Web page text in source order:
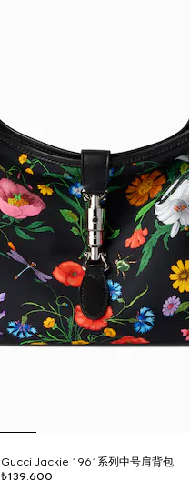
Gucci Jackie 1961系列中号肩背包
₺139.600